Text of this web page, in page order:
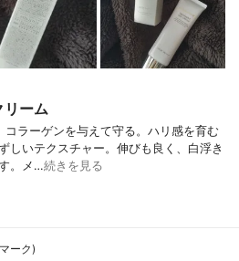
リーム
コラーゲンを与えて守る。ハリ感を育む
しいテクスチャー。伸びも良く、白浮き
。メ…続きを見る
ーク)